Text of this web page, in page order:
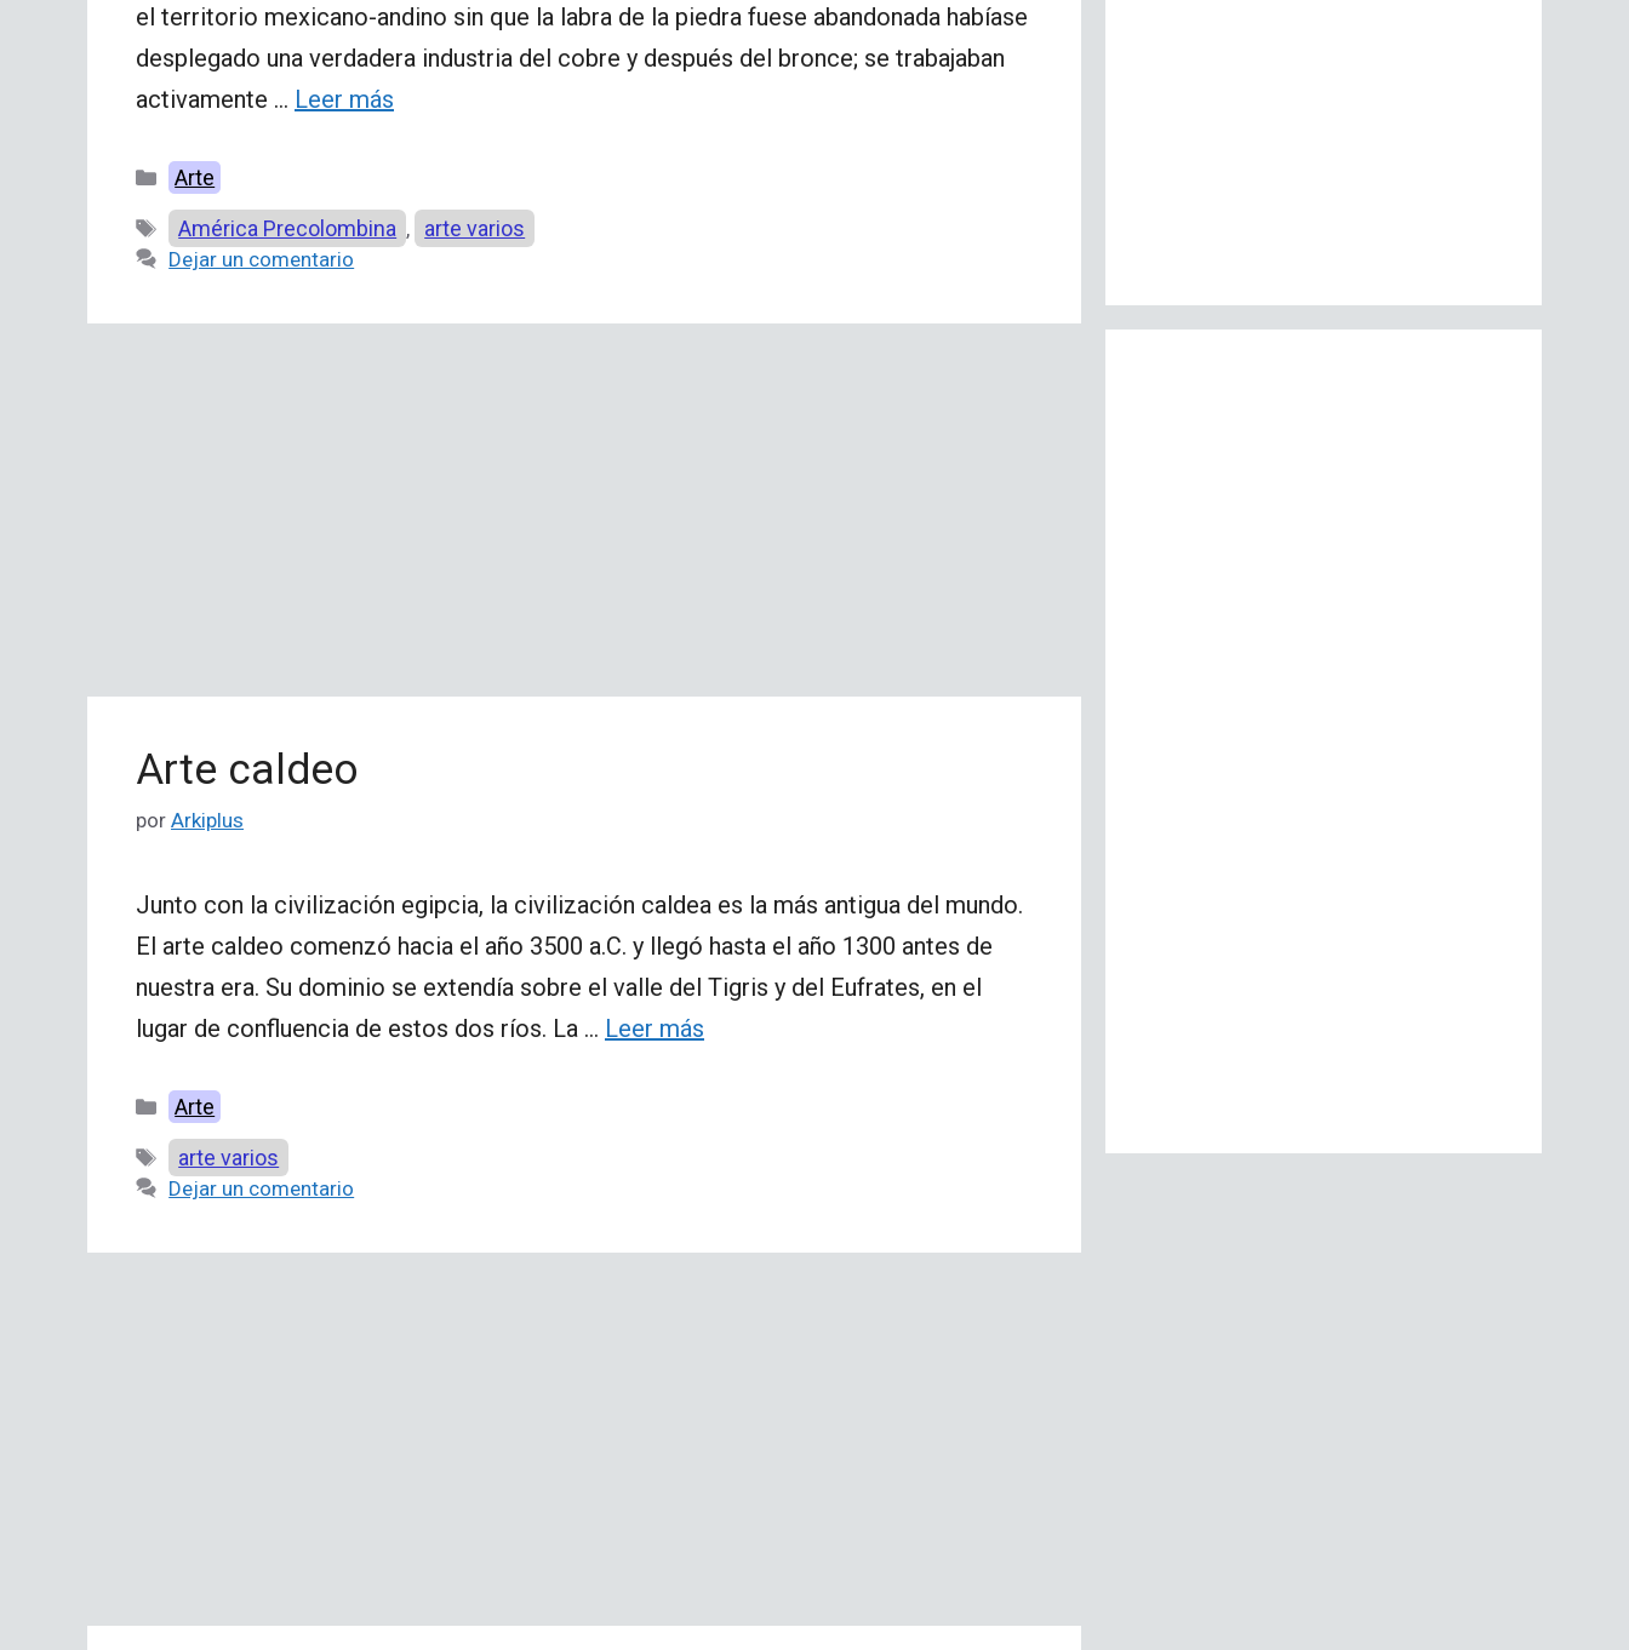
el territorio mexicano-andino sin que la labra de la piedra fuese abandonada habíase
desplegado una verdadera industria del cobre y después del bronce; se trabajaban
activamente … Leer más
Categorías
Arte
Etiquetas
América Precolombina , arte varios
Dejar un comentario
Arte caldeo
por Arkiplus
Junto con la civilización egipcia, la civilización caldea es la más antigua del mundo.
El arte caldeo comenzó hacia el año 3500 a.C. y llegó hasta el año 1300 antes de
nuestra era. Su dominio se extendía sobre el valle del Tigris y del Eufrates, en el
lugar de confluencia de estos dos ríos. La … Leer más
Categorías
Arte
Etiquetas
arte varios
Dejar un comentario